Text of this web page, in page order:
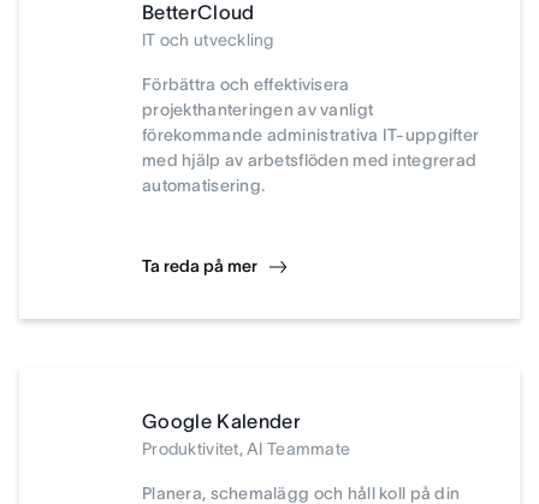
BetterCloud
IT och utveckling
Förbättra och effektivisera
projekthanteringen av vanligt
förekommande administrativa IT-uppgifter
med hjälp av arbetsflöden med integrerad
automatisering.
Ta reda på mer
Google Kalender
Produktivitet, AI Teammate
Planera, schemalägg och håll koll på din